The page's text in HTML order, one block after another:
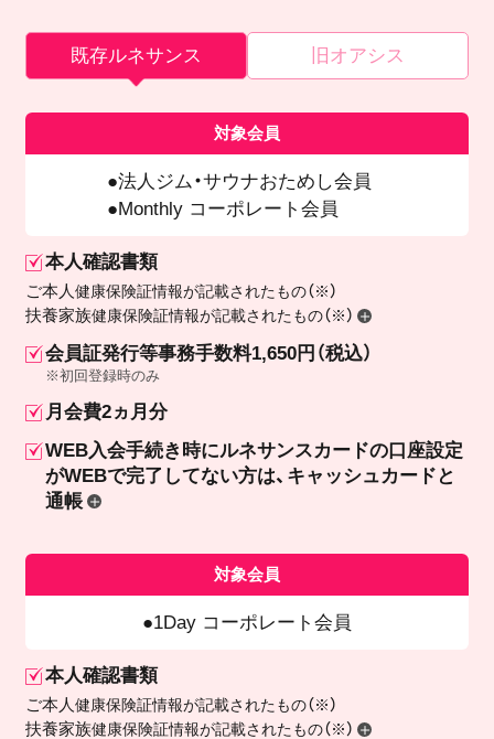
既存ルネサンス 旧オアシス
対象会員
法人ジム・サウナおためし会員
Monthly コーポレート会員
本人確認書類
ご本人健康保険証情報が記載されたもの（※）
扶養家族健康保険証情報が記載されたもの（※）
会員証発行等事務手数料1,650円（税込）
※初回登録時のみ
月会費2ヵ月分
WEB入会手続き時にルネサンスカードの口座設定
がWEBで完了してない方は、キャッシュカードと
通帳
対象会員
1Day コーポレート会員
本人確認書類
ご本人健康保険証情報が記載されたもの（※）
扶養家族健康保険証情報が記載されたもの（※）